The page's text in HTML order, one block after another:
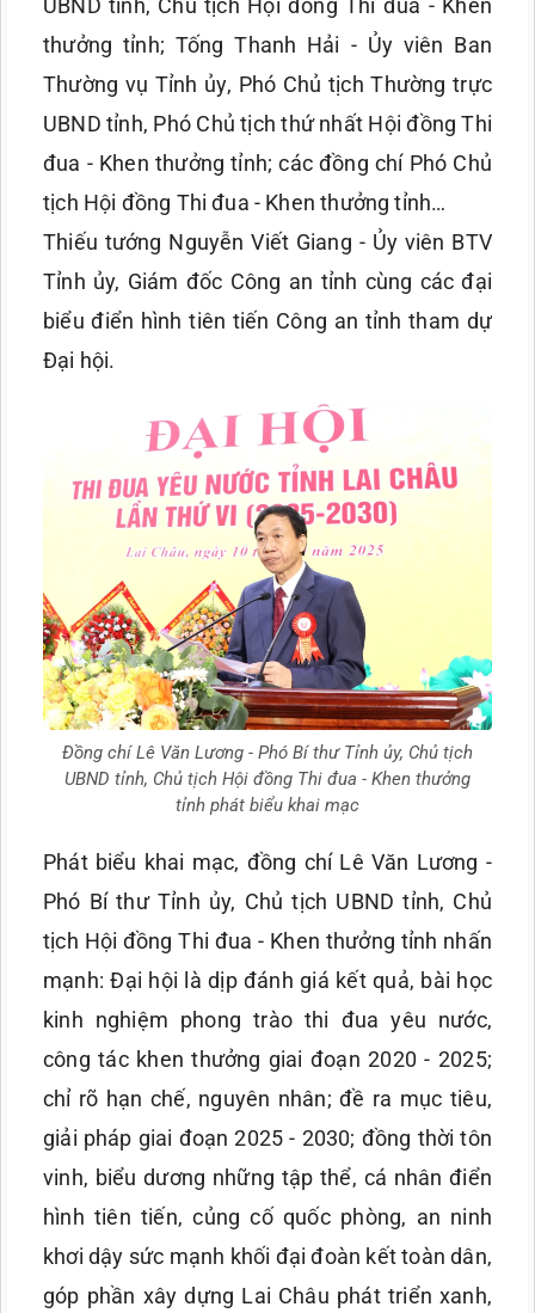
UBND tỉnh, Chủ tịch Hội đồng Thi đua - Khen
thưởng tỉnh; Tống Thanh Hải - Ủy viên Ban
Thường vụ Tỉnh ủy, Phó Chủ tịch Thường trực
UBND tỉnh, Phó Chủ tịch thứ nhất Hội đồng Thi
đua - Khen thưởng tỉnh; các đồng chí Phó Chủ
tịch Hội đồng Thi đua - Khen thưởng tỉnh…
Thiếu tướng Nguyễn Viết Giang - Ủy viên BTV
Tỉnh ủy, Giám đốc Công an tỉnh cùng các đại
biểu điển hình tiên tiến Công an tỉnh tham dự
Đại hội.
Đồng chí Lê Văn Lương - Phó Bí thư Tỉnh ủy, Chủ tịch
UBND tỉnh, Chủ tịch Hội đồng Thi đua - Khen thưởng
tỉnh phát biểu khai mạc
Phát biểu khai mạc, đồng chí Lê Văn Lương -
Phó Bí thư Tỉnh ủy, Chủ tịch UBND tỉnh, Chủ
tịch Hội đồng Thi đua - Khen thưởng tỉnh nhấn
mạnh: Đại hội là dịp đánh giá kết quả, bài học
kinh nghiệm phong trào thi đua yêu nước,
công tác khen thưởng giai đoạn 2020 - 2025;
chỉ rõ hạn chế, nguyên nhân; đề ra mục tiêu,
giải pháp giai đoạn 2025 - 2030; đồng thời tôn
vinh, biểu dương những tập thể, cá nhân điển
hình tiên tiến, củng cố quốc phòng, an ninh
khơi dậy sức mạnh khối đại đoàn kết toàn dân,
góp phần xây dựng Lai Châu phát triển xanh,